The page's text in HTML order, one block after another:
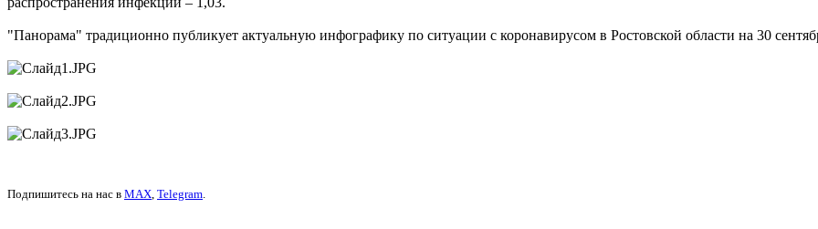
"Панорама" традиционно публикует актуальную инфографику по ситуации с коронавирусом в Ростовской области на 30
Подпишитесь на нас в MAX, Telegram.